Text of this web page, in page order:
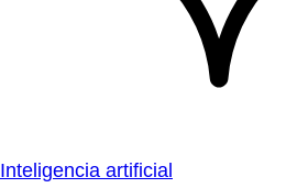
Inteligencia artificial